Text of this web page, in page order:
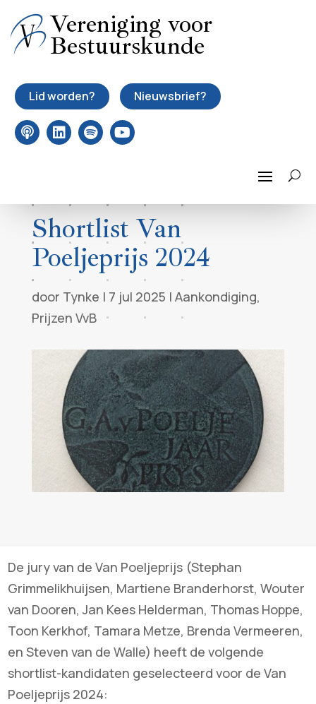
Vereniging voor
Bestuurskunde
Lid worden? Nieuwsbrief?
Shortlist Van
Poeljeprijs 2024
door Tynke | 7 jul 2025 | Aankondiging,
Prijzen VvB
De jury van de Van Poeljeprijs (Stephan
Grimmelikhuijsen, Martiene Branderhorst, Wouter
van Dooren, Jan Kees Helderman, Thomas Hoppe,
Toon Kerkhof, Tamara Metze, Brenda Vermeeren,
en Steven van de Walle) heeft de volgende
shortlist-kandidaten geselecteerd voor de Van
Poeljeprijs 2024: